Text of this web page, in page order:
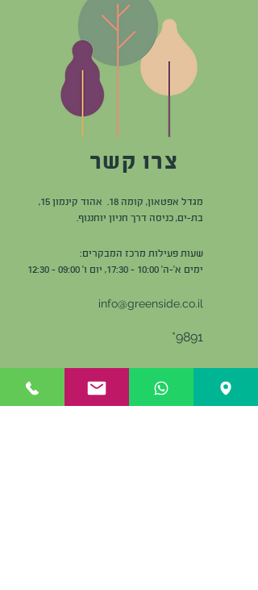
צרו קשר
מגדל אפטאון, קומה 18. אהוד קינמון 15,
בת-ים, כניסה דרך חניון יוחננוף.
שעות פעילות מרכז המבקרים:
ימים א'-ה' 10:00 - 17:30, יום ו' 09:00 - 12:30
info@greenside.co.il
9891*